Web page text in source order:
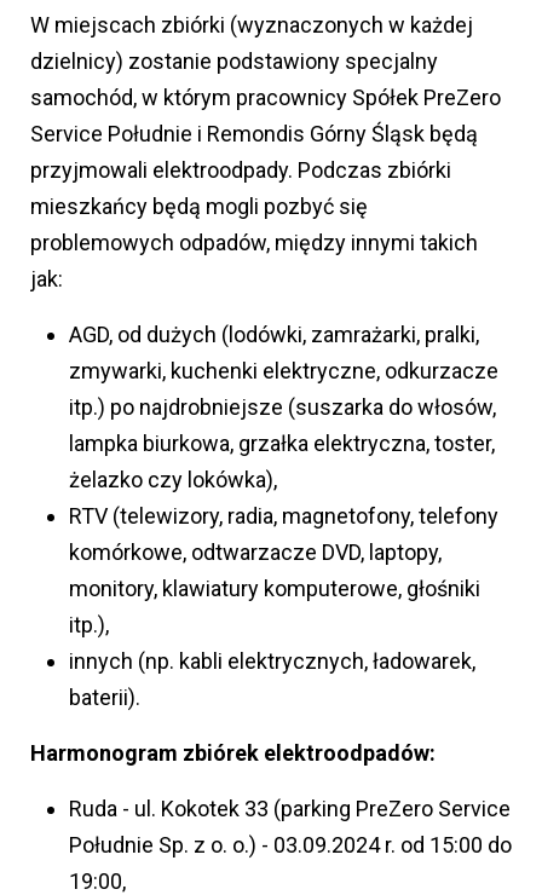
W miejscach zbiórki (wyznaczonych w każdej
dzielnicy) zostanie podstawiony specjalny
samochód, w którym pracownicy Spółek PreZero
Service Południe i Remondis Górny Śląsk będą
przyjmowali elektroodpady. Podczas zbiórki
mieszkańcy będą mogli pozbyć się
problemowych odpadów, między innymi takich
jak:
AGD, od dużych (lodówki, zamrażarki, pralki,
zmywarki, kuchenki elektryczne, odkurzacze
itp.) po najdrobniejsze (suszarka do włosów,
lampka biurkowa, grzałka elektryczna, toster,
żelazko czy lokówka),
RTV (telewizory, radia, magnetofony, telefony
komórkowe, odtwarzacze DVD, laptopy,
monitory, klawiatury komputerowe, głośniki
itp.),
innych (np. kabli elektrycznych, ładowarek,
baterii).
Harmonogram zbiórek elektroodpadów:
Ruda - ul. Kokotek 33 (parking PreZero Service
Południe Sp. z o. o.) - 03.09.2024 r. od 15:00 do
19:00,